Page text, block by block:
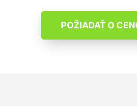
POŽIADAŤ O